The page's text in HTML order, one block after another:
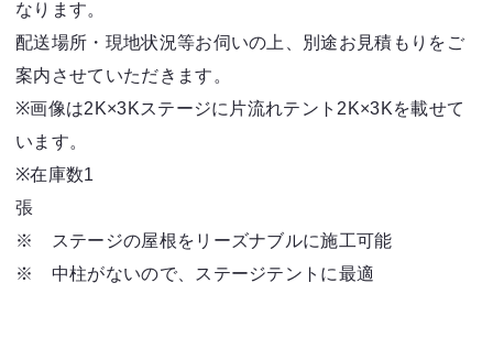
なります。
配送場所・現地状況等お伺いの上、別途お見積もりをご
案内させていただきます。
※画像は2K×3Kステージに片流れテント2K×3Kを載せて
います。
※在庫数1
※ ステージの屋根をリーズナブルに施工可能
※ 中柱がないので、ステージテントに最適